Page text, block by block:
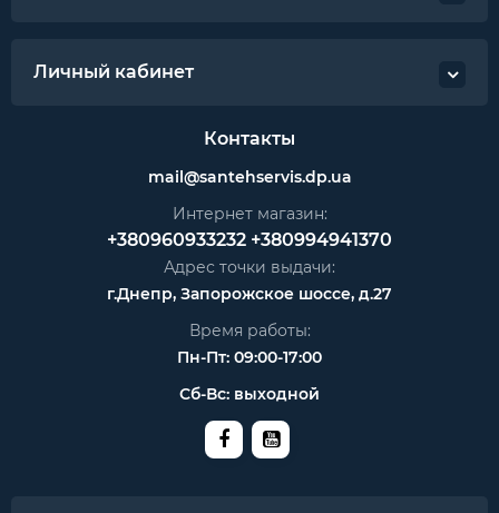
Личный кабинет
Контакты
mail@santehservis.dp.ua
Интернет магазин:
+380960933232 +380994941370
Адрес точки выдачи:
г.Днепр, Запорожское шоссе, д.27
Время работы:
Пн-Пт: 09:00-17:00
Сб-Вс: выходной